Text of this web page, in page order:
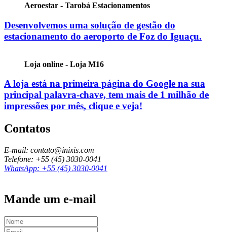
Aeroestar - Tarobá Estacionamentos
Desenvolvemos uma solução de gestão do
estacionamento do aeroporto de Foz do Iguaçu.
Loja online - Loja M16
A loja está na primeira página do Google na sua
principal palavra-chave, tem mais de 1 milhão de
impressões por mês, clique e veja!
Contatos
E-mail: contato@inixis.com
Telefone: +55 (45) 3030-0041
WhatsApp: +55 (45) 3030-0041
Mande um e-mail